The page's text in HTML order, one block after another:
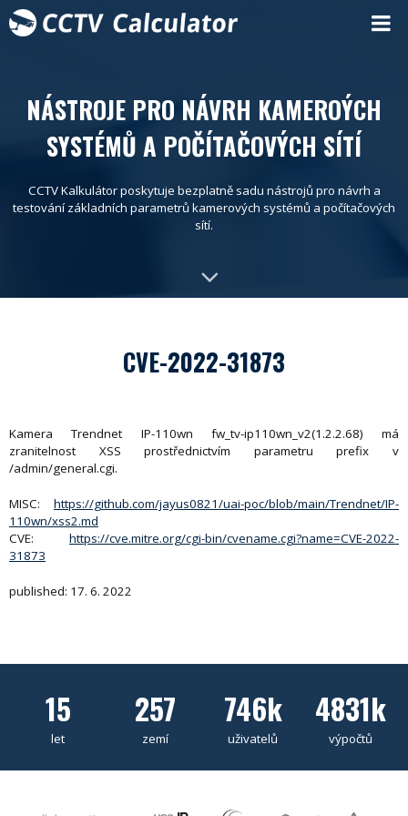
NÁSTROJE PRO NÁVRH KAMEROÝCH
SYSTÉMŮ A POČÍTAČOVÝCH SÍTÍ
CCTV Kalkulátor poskytuje bezplatně sadu nástrojů pro návrh a
testování základních parametrů kamerových systémů a počítačových
sítí.
CVE-2022-31873
Kamera Trendnet IP-110wn fw_tv-ip110wn_v2(1.2.2.68) má
zranitelnost XSS prostřednictvím parametru prefix v
/admin/general.cgi.
MISC: https://github.com/jayus0821/uai-poc/blob/main/Trendnet/IP-
110wn/xss2.md
CVE: https://cve.mitre.org/cgi-bin/cvename.cgi?name=CVE-2022-
31873
published: 17. 6. 2022
15
let
257
zemí
746k
uživatelů
4831k
výpočtů